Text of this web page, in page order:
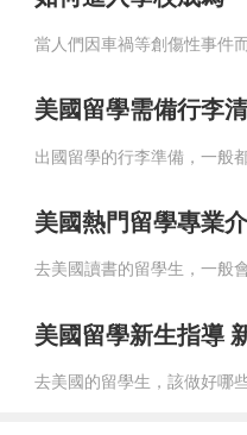
美國留學需備行李
美國熱門留學專業
美國留學新生指導